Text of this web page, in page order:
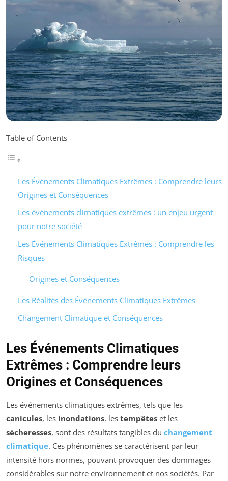
Table of Contents
Les Événements Climatiques Extrêmes : Comprendre leurs
Origines et Conséquences
Les événements climatiques extrêmes : un enjeu urgent
pour notre société
Les Événements Climatiques Extrêmes : Comprendre les
Risques
Origines et Conséquences
Les Réalités des Événements Climatiques Extrêmes
Changement Climatique et Conséquences
Les Événements Climatiques
Extrêmes : Comprendre leurs
Origines et Conséquences
Les événements climatiques extrêmes, tels que les
canicules, les inondations, les tempêtes et les
sécheresses, sont des résultats tangibles du changement
climatique. Ces phénomènes se caractérisent par leur
intensité hors normes, pouvant provoquer des dommages
considérables sur notre environnement et nos sociétés. Par